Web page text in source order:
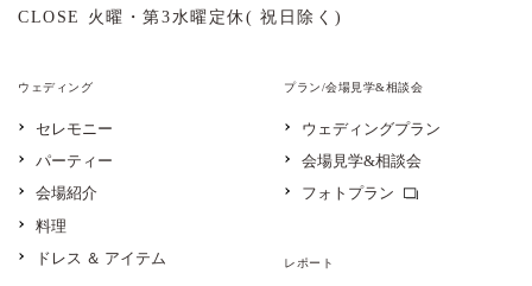
CLOSE 火曜・第3水曜定休( 祝日除く)
ウェディング
セレモニー
パーティー
会場紹介
料理
ドレス ＆ アイテム
プラン/会場見学&相談会
ウェディングプラン
会場見学&相談会
フォトプラン
レポート